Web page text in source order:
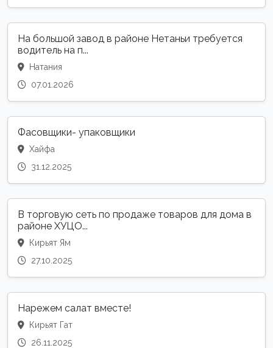
На большой завод в районе Нетаньи требуется
водитель на п...
Натания
07.01.2026
Фасовщики- упаковщики
Хайфа
31.12.2025
В торговую сеть по продаже товаров для дома в
районе ХУЦО...
Кирьят Ям
27.10.2025
Нарежем салат вместе!
Кирьят Гат
26.11.2025